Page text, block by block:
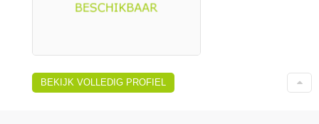
BEKIJK VOLLEDIG PROFIEL